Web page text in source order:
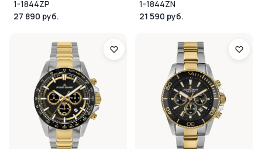
1-1844ZP
27 890 руб.
1-1844ZN
21 590 руб.